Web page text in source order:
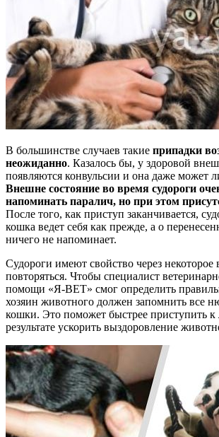
В большинстве случаев такие припадки
неожиданно. Казалось бы, у здоровой
появляются конвульсии и она даже может
Внешне состояние во время судороги
напоминать паралич, но при этом
После того, как приступ заканчивается,
кошка ведет себя как прежде, а о
ничего не напоминает.
Судороги имеют свойство через некоторое
повторяться. Чтобы специалист
помощи «Я-ВЕТ» смог определить
хозяин животного должен запомнить все
кошки. Это поможет быстрее приступить
результате ускорить выздоровление